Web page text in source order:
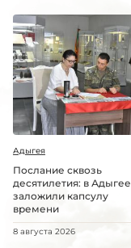
Адыгея
Послание сквозь
десятилетия: в Адыгее
заложили капсулу
времени
8 августа 2026